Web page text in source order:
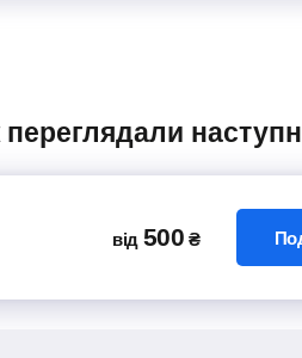
від 500 ₴